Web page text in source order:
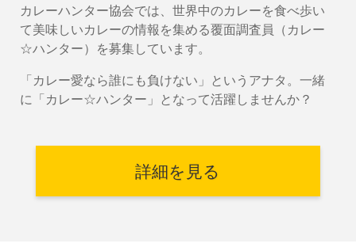
カレーハンター協会では、世界中のカレーを食べ歩い
て美味しいカレーの情報を集める覆面調査員（カレー
☆ハンター）を募集しています。
「カレー愛なら誰にも負けない」というアナタ。一緒
に「カレー☆ハンター」となって活躍しませんか？
詳細を見る